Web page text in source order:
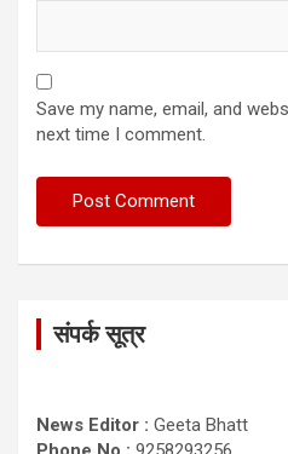
Save my name, email, and
next time I comment.
संपर्क सूत्र
News Editor : Geeta Bhatt